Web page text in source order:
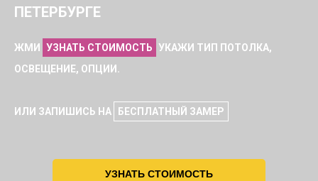
ПЕТЕРБУРГЕ
ЖМИ УЗНАТЬ СТОИМОСТЬ
УКАЖИ ТИП ПОТОЛКА,
ОСВЕЩЕНИЕ, ОПЦИИ.
ИЛИ ЗАПИШИСЬ НА БЕСПЛАТНЫЙ ЗАМЕР
УЗНАТЬ СТОИМОСТЬ